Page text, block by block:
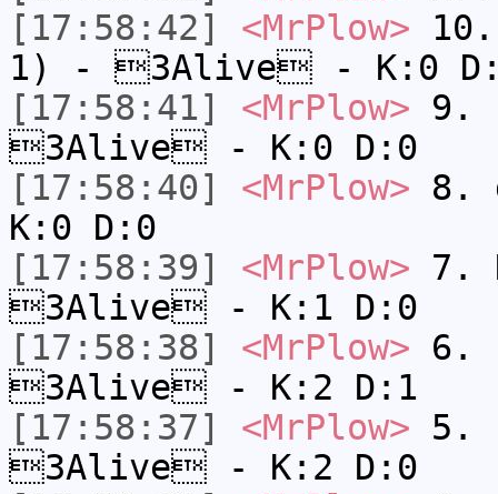
[17:58:42]
<MrPlow>
1) - 3Alive - K:0
[17:58:41]
<MrPlow> 9.
3Alive - K:0 D:0
[17:58:40]
<MrPlow> 8.
K:0 D:0
[17:58:39]
<MrPlow> 7.
3Alive - K:1 D:0
[17:58:38]
<MrPlow> 6.
3Alive - K:2 D:1
[17:58:37]
<MrPlow> 5.
3Alive - K:2 D:0